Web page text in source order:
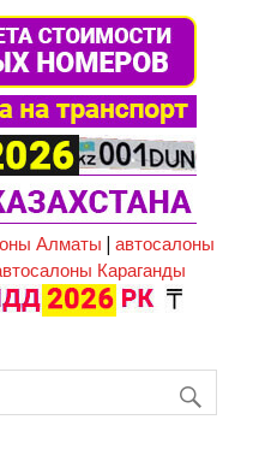
Алматы |автосалоны
Караганды